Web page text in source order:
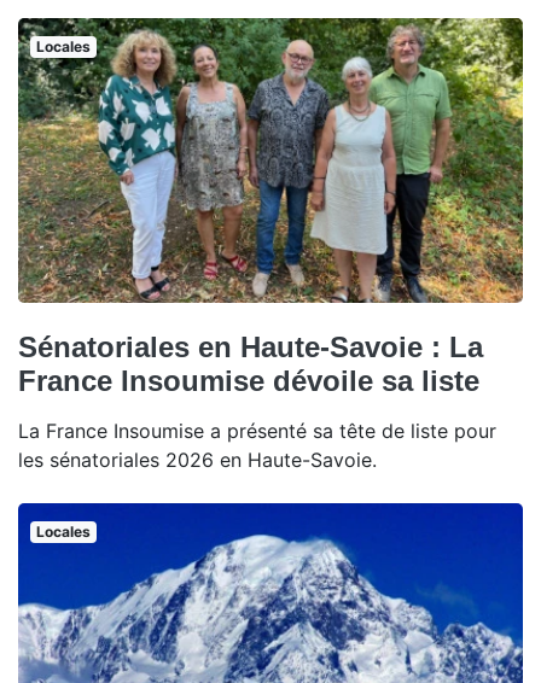
Locales
Sénatoriales en Haute-Savoie : La
France Insoumise dévoile sa liste
La France Insoumise a présenté sa tête de liste pour
les sénatoriales 2026 en Haute-Savoie.
Locales